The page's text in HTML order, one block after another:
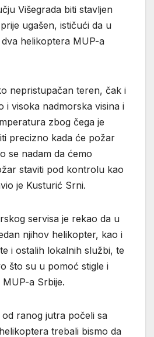
Višegrada biti stavljen
ugašen, ističući da u
helikoptera MUP-a
nepristupačan teren, čak i
i visoka nadmorska visina i
zbog čega je
precizno kada će požar
se nadam da ćemo
staviti pod kontrolu kao
je Kusturić Srni.
servisa je rekao da u
njihov helikopter, kao i
i ostalih lokalnih službi, te
što su u pomoć stigle i
a Srbije.
ranog jutra počeli sa
trebali bismo da